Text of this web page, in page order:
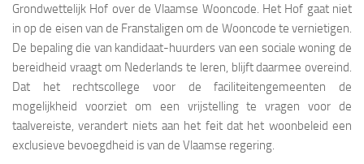
Grondwettelijk Hof over de Vlaamse Wooncode. Het Hof gaat niet
in op de eisen van de Franstaligen om de Wooncode te vernietigen.
De bepaling die van kandidaat-huurders van een sociale woning de
bereidheid vraagt om Nederlands te leren, blijft daarmee overeind.
Dat het rechtscollege voor de faciliteitengemeenten de
mogelijkheid voorziet om een vrijstelling te vragen voor de
taalvereiste, verandert niets aan het feit dat het woonbeleid een
exclusieve bevoegdheid is van de Vlaamse regering.